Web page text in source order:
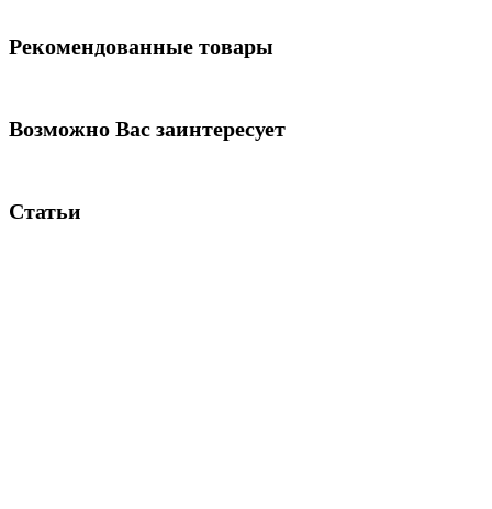
Рекомендованные товары
Возможно Вас заинтересует
Статьи